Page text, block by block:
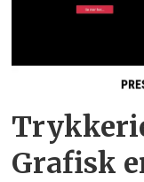
Grafisk